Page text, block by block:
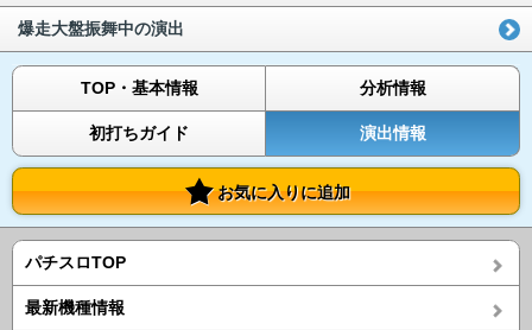
爆走大盤振舞中の演出
TOP・基本情報 分析情報
初打ちガイド 演出情報
お気に入りに追加
パチスロTOP
最新機種情報